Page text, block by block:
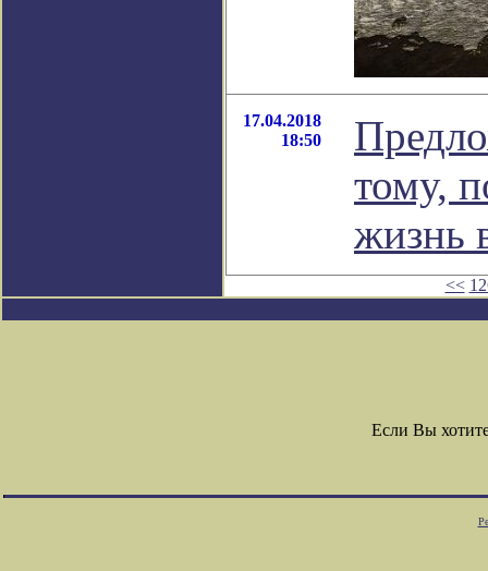
17.04.2018
18:50
тому,
жизнь
<<
Если Вы